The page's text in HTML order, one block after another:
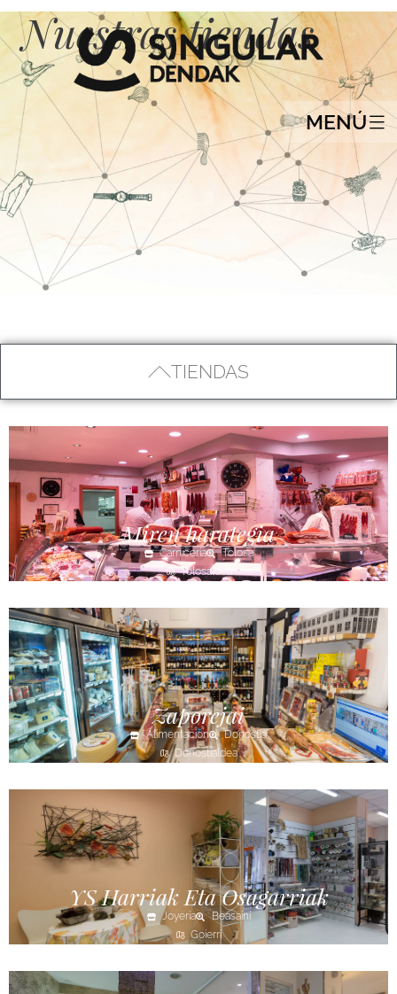
MENÚ
Nuestras tiendas
TIENDAS
Miren harategia
Carnicería
Tolosa
Tolosaldea
Zaporejai
Alimentación
Donostia
Donostialdea
YS Harriak Eta Osagarriak
Joyería
Beasaini
Goierri